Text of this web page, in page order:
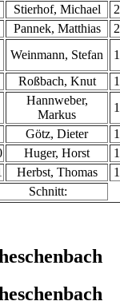
Stierhof, Michael
Pannek, Matthias
Weinmann, Stefan
Roßbach, Knut
Hannweber,
Markus
Götz, Dieter
Huger, Horst
Herbst, Thomas
Schnitt: